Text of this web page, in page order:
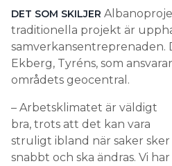
DET SOM SKILJER
traditionella projekt är
samverkansentreprenaden.
Ekberg, Tyréns, som
områdets geocentral.
– Arbetsklimatet är väldigt
bra, trots att det kan vara
struligt ibland när saker sker
snabbt och ska ändras. Vi har